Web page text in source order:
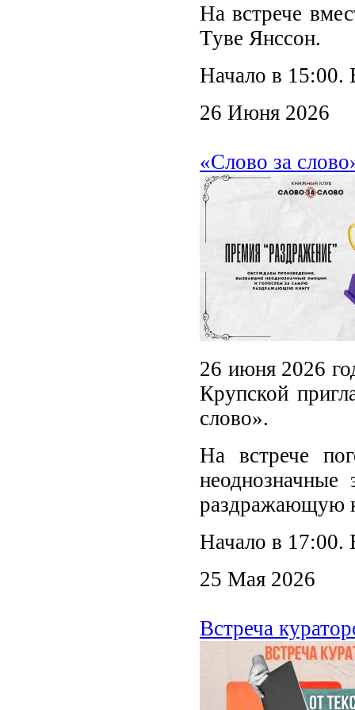
На встрече
Туве Янссон.
Начало в 15:00.
26 Июня 2026
«Слово за
26 июня 2026
Крупской
слово».
На встрече
раздражающую
Начало в 17:00.
25 Мая 2026
Встреча